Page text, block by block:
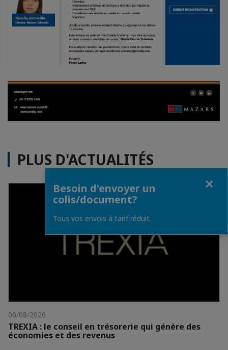
PLUS D'ACTUALITÉS
06/08/2026
TREXIA : le conseil en trésorerie qui génère des
économies et des revenus
Besoin d'envoyer un
colis/document?
Tous vos envois à tarif réduit